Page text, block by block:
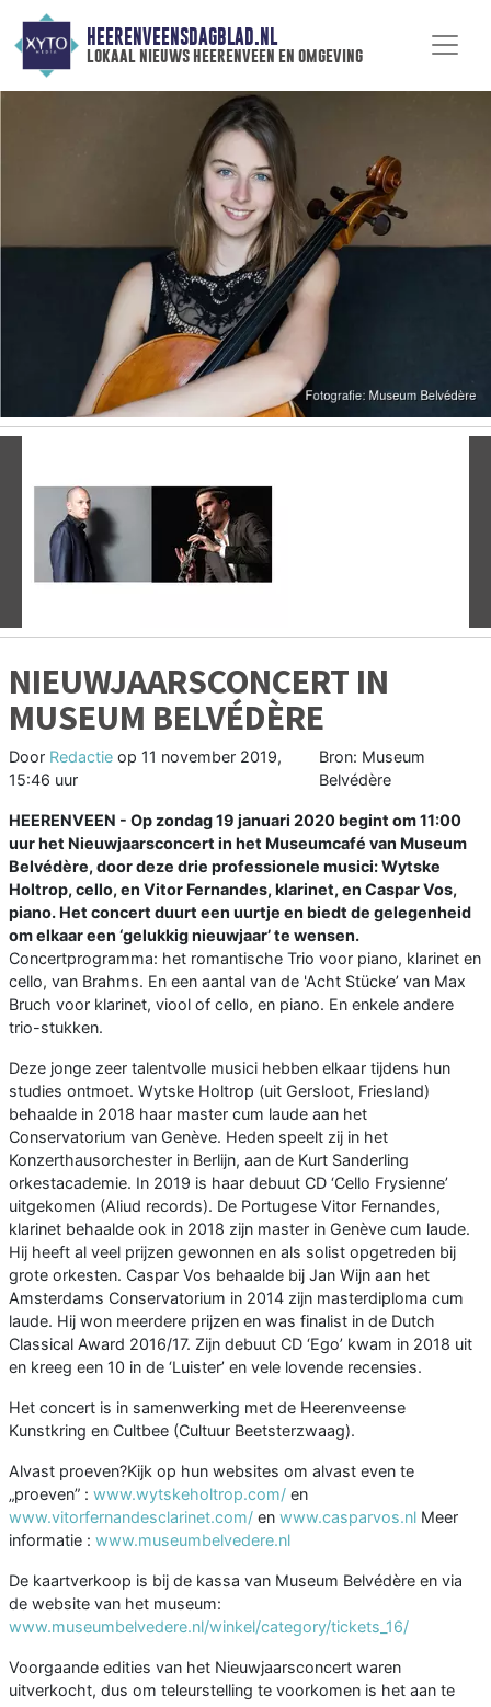
HEERENVEENSDAGBLAD.NL
lokaal nieuws heerenveen en omgeving
Vorige
NIEUWJAARSCONCERT IN
MUSEUM BELVÉDÈRE
Door Redactie op 11 november 2019,
15:46 uur
Bron: Museum
Belvédère
HEERENVEEN - Op zondag 19 januari 2020 begint om 11:00
uur het Nieuwjaarsconcert in het Museumcafé van Museum
Belvédère, door deze drie professionele musici: Wytske
Holtrop, cello, en Vitor Fernandes, klarinet, en Caspar Vos,
piano. Het concert duurt een uurtje en biedt de gelegenheid
om elkaar een ‘gelukkig nieuwjaar’ te wensen.
Concertprogramma: het romantische Trio voor piano, klarinet en
cello, van Brahms. En een aantal van de 'Acht Stücke’ van Max
Bruch voor klarinet, viool of cello, en piano. En enkele andere
trio-stukken.
Deze jonge zeer talentvolle musici hebben elkaar tijdens hun
studies ontmoet. Wytske Holtrop (uit Gersloot, Friesland)
behaalde in 2018 haar master cum laude aan het
Conservatorium van Genève. Heden speelt zij in het
Konzerthausorchester in Berlijn, aan de Kurt Sanderling
orkestacademie. In 2019 is haar debuut CD ‘Cello Frysienne’
uitgekomen (Aliud records). De Portugese Vitor Fernandes,
klarinet behaalde ook in 2018 zijn master in Genève cum laude.
Hij heeft al veel prijzen gewonnen en als solist opgetreden bij
grote orkesten. Caspar Vos behaalde bij Jan Wijn aan het
Amsterdams Conservatorium in 2014 zijn masterdiploma cum
laude. Hij won meerdere prijzen en was finalist in de Dutch
Classical Award 2016/17. Zijn debuut CD ‘Ego’ kwam in 2018 uit
en kreeg een 10 in de ‘Luister’ en vele lovende recensies.
Het concert is in samenwerking met de Heerenveense
Kunstkring en Cultbee (Cultuur Beetsterzwaag).
Alvast proeven?Kijk op hun websites om alvast even te
„proeven” : www.wytskeholtrop.com/ en
www.vitorfernandesclarinet.com/ en www.casparvos.nl Meer
informatie : www.museumbelvedere.nl
De kaartverkoop is bij de kassa van Museum Belvédère en via
de website van het museum:
www.museumbelvedere.nl/winkel/category/tickets_16/
Voorgaande edities van het Nieuwjaarsconcert waren
uitverkocht, dus om teleurstelling te voorkomen is het aan te